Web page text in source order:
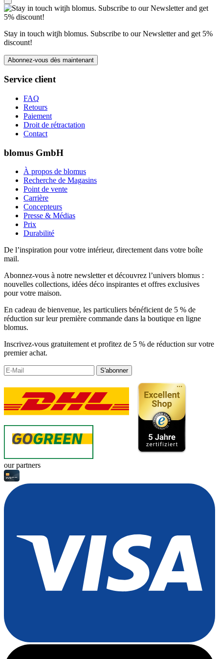
Stay in touch witjh blomus. Subscribe to our Newsletter and get 5%
discount!
Abonnez-vous dès maintenant
Service client
FAQ
Retours
Paiement
Droit de rétractation
Contact
blomus GmbH
À propos de blomus
Recherche de Magasins
Point de vente
Carrière
Concepteurs
Presse & Médias
Prix
Durabilité
De l’inspiration pour votre intérieur, directement dans votre boîte
mail.
Abonnez-vous à notre newsletter et découvrez l’univers blomus :
nouvelles collections, idées déco inspirantes et offres exclusives
pour votre maison.
En cadeau de bienvenue, les particuliers bénéficient de 5 % de
réduction sur leur première commande dans la boutique en ligne
blomus.
Inscrivez-vous gratuitement et profitez de 5 % de réduction sur votre
premier achat.
S'abonner
our partners